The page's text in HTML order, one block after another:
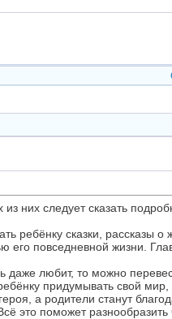
них следует сказать
ребёнку сказки, рассказы
его повседневной жизни.
даже любит, то можно
придумывать свой
а родители станут
это поможет